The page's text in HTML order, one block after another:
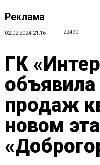
Реклама
02.02.2024 21:16 22490
ГК
объявила
продаж
новом